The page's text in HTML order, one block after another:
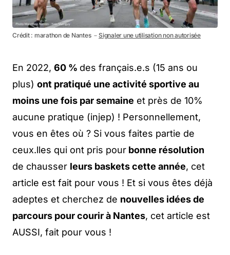
Crédit : marathon de Nantes －Signaler une utilisation non autorisée
En 2022, 60 % des français.e.s (15 ans ou
plus) ont pratiqué une activité sportive au
moins une fois par semaine et près de 10%
aucune pratique (injep) ! Personnellement,
vous en êtes où ? Si vous faites partie de
ceux.lles qui ont pris pour bonne résolution
de chausser leurs baskets cette année, cet
article est fait pour vous ! Et si vous êtes déjà
adeptes et cherchez de nouvelles idées de
parcours pour courir à Nantes, cet article est
AUSSI, fait pour vous !